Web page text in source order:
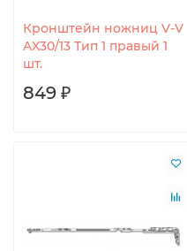
Кронштейн ножниц V-V
AX30/13 Тип 1 правый 1
шт.
849 ₽